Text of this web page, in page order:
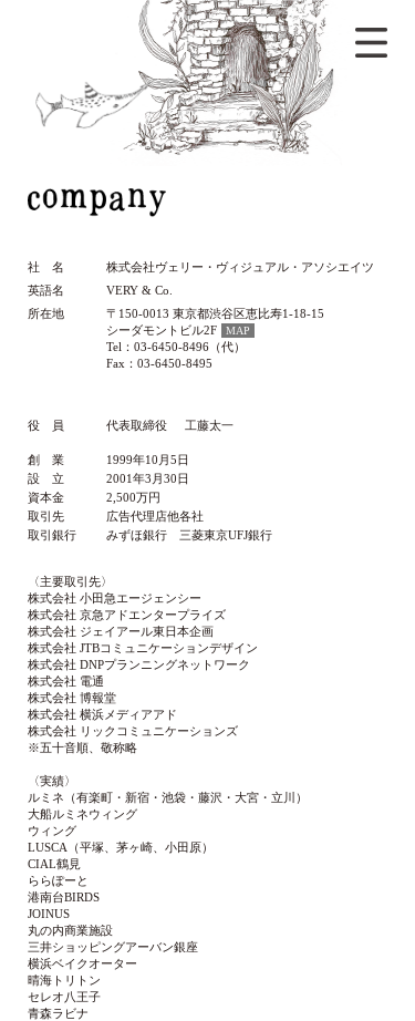
company
社 名
株式会社ヴェリー・ヴィジュアル・アソシエイツ
英語名
VERY & Co.
所在地
〒150-0013 東京都渋谷区恵比寿1-18-15
シーダモントビル2F
MAP
Tel：03-6450-8496（代）
Fax：03-6450-8495
役 員 代表取締役 工藤太一
創 業
1999年10月5日
設 立
2001年3月30日
資本金
2,500万円
取引先
広告代理店他各社
取引銀行
みずほ銀行 三菱東京UFJ銀行
〈主要取引先〉
株式会社 小田急エージェンシー
株式会社 京急アドエンタープライズ
株式会社 ジェイアール東日本企画
株式会社 JTBコミュニケーションデザイン
株式会社 DNPプランニングネットワーク
株式会社 電通
株式会社 博報堂
株式会社 横浜メディアアド
株式会社 リックコミュニケーションズ
※五十音順、敬称略
〈実績〉
ルミネ（有楽町・新宿・池袋・藤沢・大宮・立川）
大船ルミネウィング
ウィング
LUSCA（平塚、茅ヶ崎、小田原）
CIAL鶴見
ららぽーと
港南台BIRDS
JOINUS
丸の内商業施設
三井ショッピングアーバン銀座
横浜ベイクオーター
晴海トリトン
セレオ八王子
青森ラビナ